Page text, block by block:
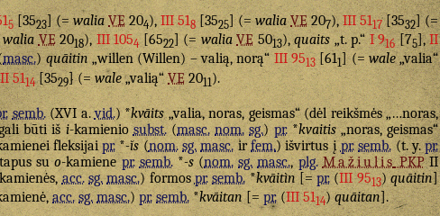
5[3523] (=walia VE204), III 518[3525] (=walia VE207),III 5117[3532] (=
walia VE2018),III 1054[6522] (=walia VE5013),quaits„t. p.“I 916[75],II
masc.)quāitin„willen (Willen) – valią, norą“III 9513[611] (=wale„valia“
5114[3529] (=wale„valią“VE2011).
semb.(XVI a.vid.) *kvāits„valia, noras, geismas“ (dėl reikšmės „…noras,
būti iš i-kamieniosubst.(masc. nom. sg.)pr.*kvaitis„noras, geismas“
fleksijaipr.*-ĭs(nom. sg. masc.irfem.) išvirtus įpr. semb.(t. y.pr.
suo-kamienepr. semb.*-s(nom. sg. masc.,plg. MažiulisPKPII
acc. sg. masc.) formospr. semb. *kvāitìn[=pr.(III 9513)quāitin]
acc. sg. masc.)pr. semb.*kvāitan[=pr.(III 5114)quāitan].